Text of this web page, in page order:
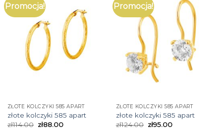
Promocja!
ZŁOTE KOLCZYKI 585 APART
złote kolczyki 585 apart
zł114.00 zł88.00
Promocja!
ZŁOTE KOLCZYKI 585 APART
złote kolczyki 585 apart
zł124.00 zł95.00